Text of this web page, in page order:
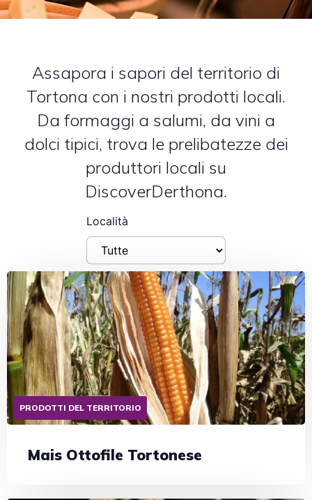
Assapora i sapori del territorio di
Tortona con i nostri prodotti locali.
Da formaggi a salumi, da vini a
dolci tipici, trova le prelibatezze dei
produttori locali su
DiscoverDerthona.
Località
PRODOTTI DEL TERRITORIO
Mais Ottofile Tortonese